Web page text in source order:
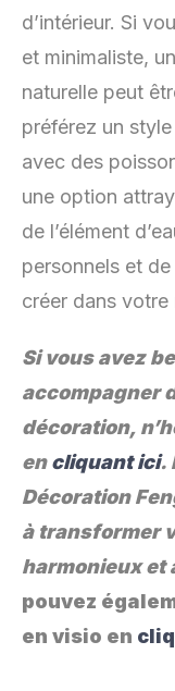
d’intérieur. Si
et minimaliste,
naturelle peut
préférez un
avec des
une option
de l’élément
personnels et
créer dans votre
Si vous avez
accompagner
décoration,
encliquant ici.
Décoration
à transformer
harmonieux et
pouvez
en visio en